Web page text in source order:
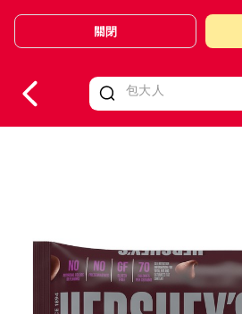
Valid Until 30 June 2026
關閉